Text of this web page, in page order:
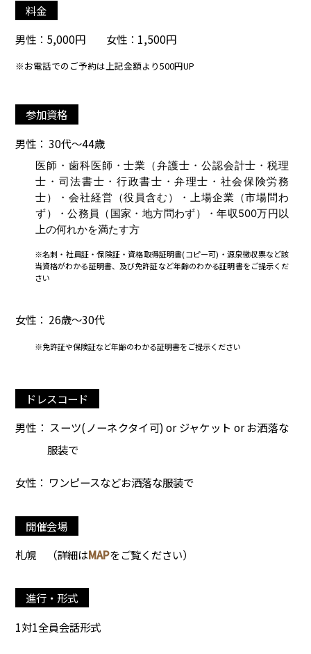
料金
男性：5,000円 女性：1,500円
※お電話でのご予約は上記金額より500円UP
参加資格
男性： 30代～44歳
医師・歯科医師・士業（弁護士・公認会計士・税理
士・司法書士・行政書士・弁理士・社会保険労務
士）・会社経営（役員含む）・上場企業（市場問わ
ず）・公務員（国家・地方問わず）・年収500万円以
上の何れかを満たす方
※名刺・社員証・保険証・資格取得証明書(コピー可)・源泉徴収票など該
当資格がわかる証明書、及び免許証など年齢のわかる証明書をご提示くだ
さい
女性： 26歳～30代
※免許証や保険証など年齢のわかる証明書をご提示ください
ドレスコード
男性： スーツ(ノーネクタイ可) or ジャケット or お洒落な
服装で
女性： ワンピースなどお洒落な服装で
開催会場
札幌
（詳細はMAPをご覧ください）
進行・形式
1対1全員会話形式